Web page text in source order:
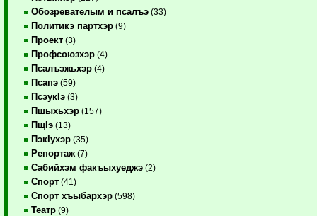
Обозревателым и псалъэ (33)
Политикэ партхэр (9)
Проект (3)
Профсоюзхэр (4)
Псалъэжьхэр (4)
Псапэ (59)
ПсэукIэ (3)
Пшыхьхэр (157)
ПщIэ (13)
ПэкIухэр (35)
Репортаж (7)
Сабийхэм факъыхуеджэ (2)
Спорт (41)
Спорт хъыбархэр (598)
Театр (9)